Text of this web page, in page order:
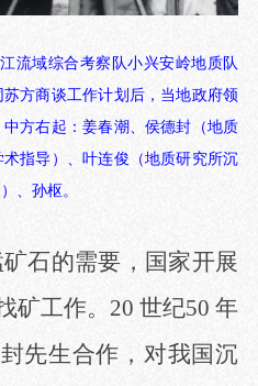
流域综合考察队小兴安岭地质队
方商谈工作计划后，当地政府领
方右起：姜春潮、侯德封（地质
指导）、叶连俊（地质研究所沉
、孙枢。
石的需要，国家开展
矿工作。 20 世纪50 年
先生合作，对我国沉